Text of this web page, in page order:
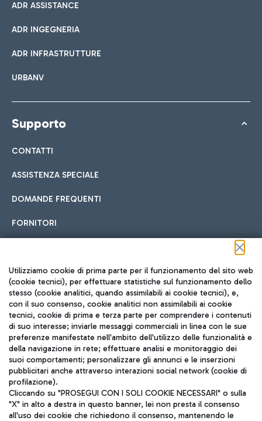
ADR ASSISTANCE
ADR INGEGNERIA
ADR INFRASTRUTTURE
URBANV
Supporto
CONTATTI
ASSISTENZA SPECIALE
DOMANDE FREQUENTI
FORNITORI
Seguici sui social
TRAVEL JOURNAL
ITA
Utilizziamo cookie di prima parte per il funzionamento del sito web
(cookie tecnici), per effettuare statistiche sul funzionamento dello
stesso (cookie analitici, quando assimilabili ai cookie tecnici), e,
con il suo consenso, cookie analitici non assimilabili ai cookie
tecnici, cookie di prima e terza parte per comprendere i contenuti
di suo interesse; inviarle messaggi commerciali in linea con le sue
preferenze manifestate nell'ambito dell'utilizzo delle funzionalità e
della navigazione in rete; effettuare analisi e monitoraggio dei
suoi comportamenti; personalizzare gli annunci e le inserzioni
pubblicitari anche attraverso interazioni social network (cookie di
profilazione).
Cliccando su "PROSEGUI CON I SOLI COOKIE NECESSARI" o sulla
"X" in alto a destra in questo banner, lei non presta il consenso
all'uso dei cookie che richiedono il consenso, mantenendo le